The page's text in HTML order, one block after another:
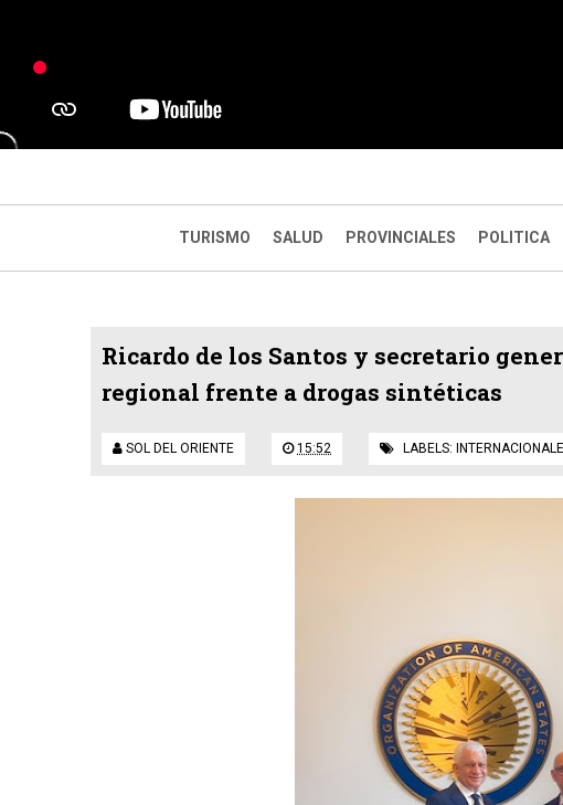
TURISMO SALUD PROVINCIALES POLITICA
Ricardo de los Santos y secretario
regional frente a drogas sintéticas
SOL DEL ORIENTE 15:52 LABELS: